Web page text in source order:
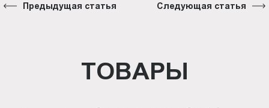
Предыдущая статья Следующая статья
ТОВАРЫ